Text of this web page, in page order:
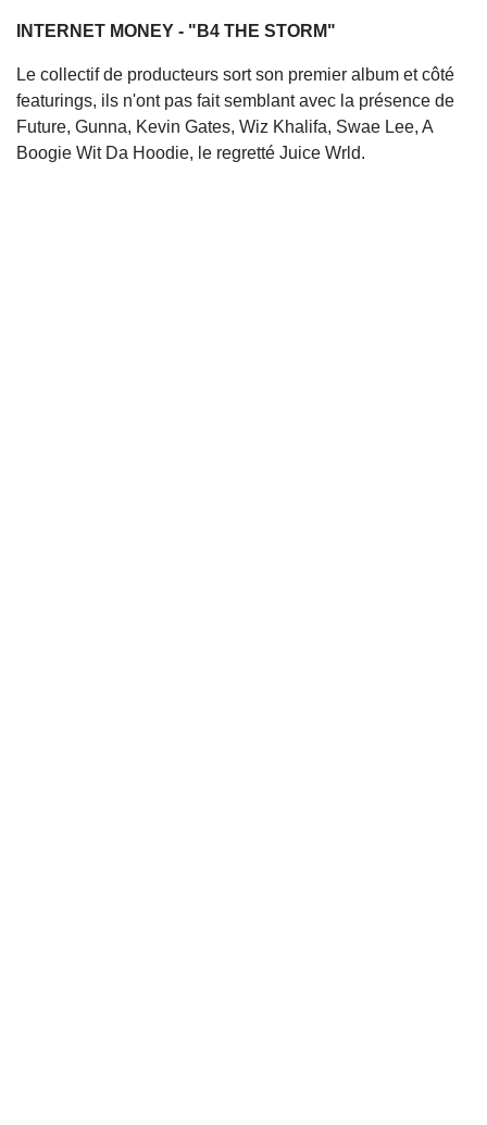
INTERNET MONEY - "B4 THE STORM"
Le collectif de producteurs sort son premier album et côté
featurings, ils n'ont pas fait semblant avec la présence de
Future, Gunna, Kevin Gates, Wiz Khalifa, Swae Lee, A
Boogie Wit Da Hoodie, le regretté Juice Wrld.